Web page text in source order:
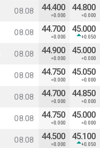
08.08 44.400
=0.000
44.800
=0.000
08.08 44.700
=0.000
45.000
+0.050
08.08 44.900
=0.000
45.000
=0.000
08.08 44.750
=0.000
45.050
=0.000
08.08 44.700
=0.000
44.850
=0.000
08.08 44.750
=0.000
45.000
=0.000
08.08 44.500
=0.000
45.100
+0.050